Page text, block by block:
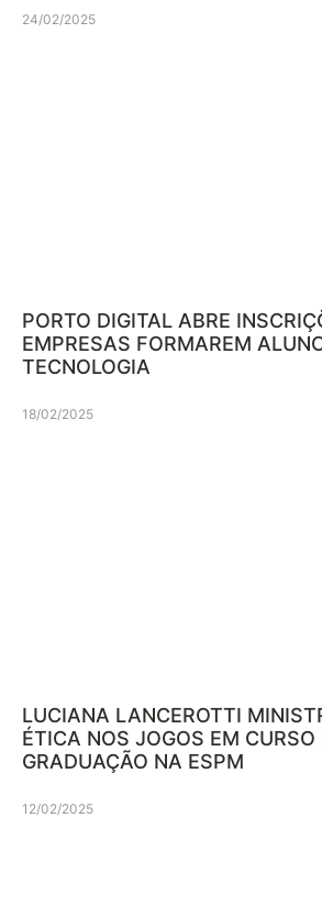
24/02/2025
PORTO DIGITAL ABRE
EMPRESAS FORMAREM
TECNOLOGIA
18/02/2025
LUCIANA LANCEROTTI
ÉTICA NOS JOGOS EM CURSO
GRADUAÇÃO NA ESPM
12/02/2025